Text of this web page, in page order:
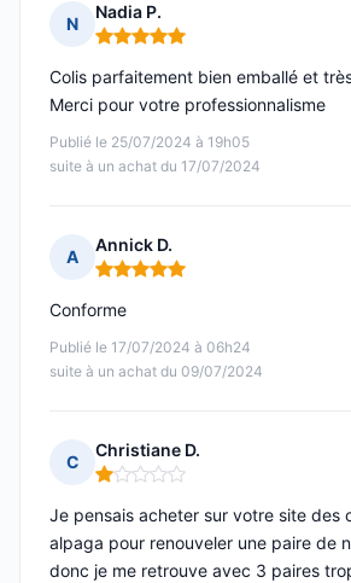
N
Nadia P.
Note : 5 sur 5
Publié le 25/07/2024 à 19h05
suite à un achat du 17/07/2024
Colis parfaitement bien emballé et
Merci pour votre professionnalisme
A
Annick D.
Note : 5 sur 5
Publié le 17/07/2024 à 06h24
suite à un achat du 09/07/2024
Conforme
C
Christiane D.
Note : 1 sur 5
Je pensais acheter sur votre site des
alpaga pour renouveler une paire de
donc je me retrouve avec 3 paires